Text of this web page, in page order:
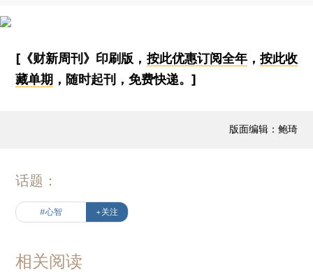
[《财新周刊》印刷版， 按此优惠订阅全年， 按此收
藏单期 ，随时起刊，免费快递。]
版面编辑：鲍琦
话题：
#心智 +关注
相关阅读